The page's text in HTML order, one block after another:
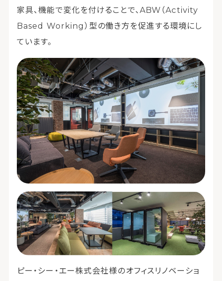
家具、機能で変化を付けることで、ABW（Activity
Based Working）型の働き方を促進する環境にし
ています。
ピー・シー・エー株式会社様のオフィスリノベーショ